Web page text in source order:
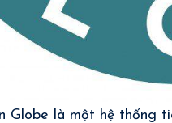
Globe là một hệ thống